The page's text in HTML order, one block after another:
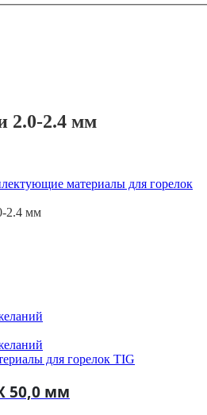
2.0-2.4 мм
материалы для горелок
2.4 мм
для горелок TIG
50,0 мм